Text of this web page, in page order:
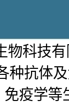
科技有
种抗体
疫学